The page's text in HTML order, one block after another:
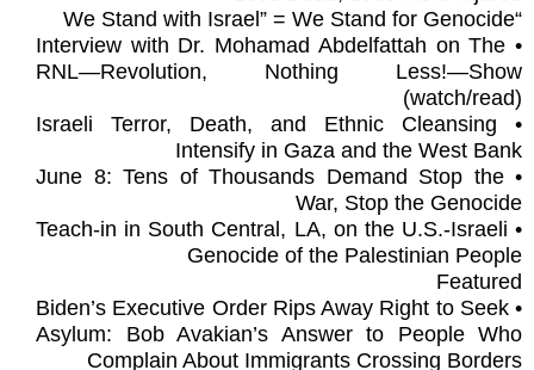
“We Stand with Israel” = We Stand for Genocide
• Interview with Dr. Mohamad Abdelfattah on The
RNL—Revolution, Nothing Less!—Show
(watch/read)
• Israeli Terror, Death, and Ethnic Cleansing
Intensify in Gaza and the West Bank
• June 8: Tens of Thousands Demand Stop the
War, Stop the Genocide
• Teach-in in South Central, LA, on the U.S.-Israeli
Genocide of the Palestinian People
Featured
• Biden’s Executive Order Rips Away Right to Seek
Asylum: Bob Avakian’s Answer to People Who
Complain About Immigrants Crossing Borders